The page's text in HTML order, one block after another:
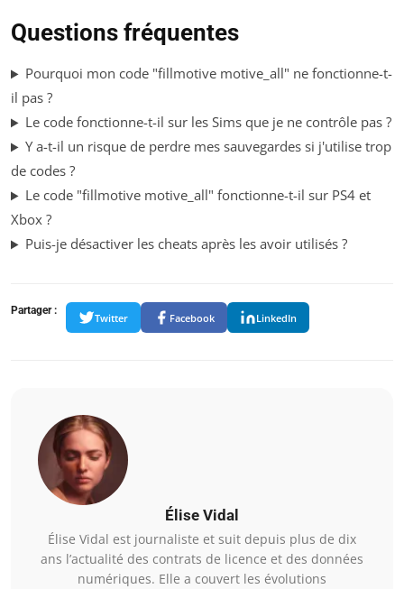
Questions fréquentes
Pourquoi mon code "fillmotive motive_all" ne fonctionne-t-
il pas ?
Le code fonctionne-t-il sur les Sims que je ne contrôle pas ?
Y a-t-il un risque de perdre mes sauvegardes si j'utilise trop
de codes ?
Le code "fillmotive motive_all" fonctionne-t-il sur PS4 et
Xbox ?
Puis-je désactiver les cheats après les avoir utilisés ?
Partager :
Twitter Facebook LinkedIn
Élise Vidal
Élise Vidal est journaliste et suit depuis plus de dix
ans l’actualité des contrats de licence et des données
numériques. Elle a couvert les évolutions